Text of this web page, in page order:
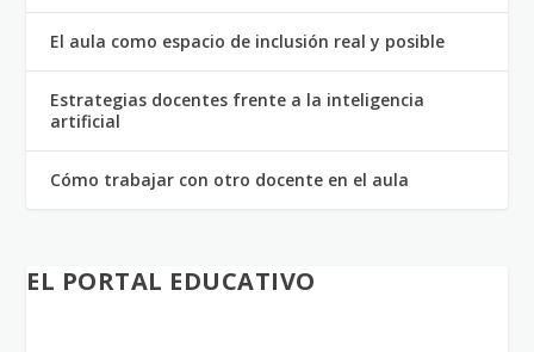
El aula como espacio de inclusión real y posible
Estrategias docentes frente a la inteligencia
artificial
Cómo trabajar con otro docente en el aula
EL PORTAL EDUCATIVO